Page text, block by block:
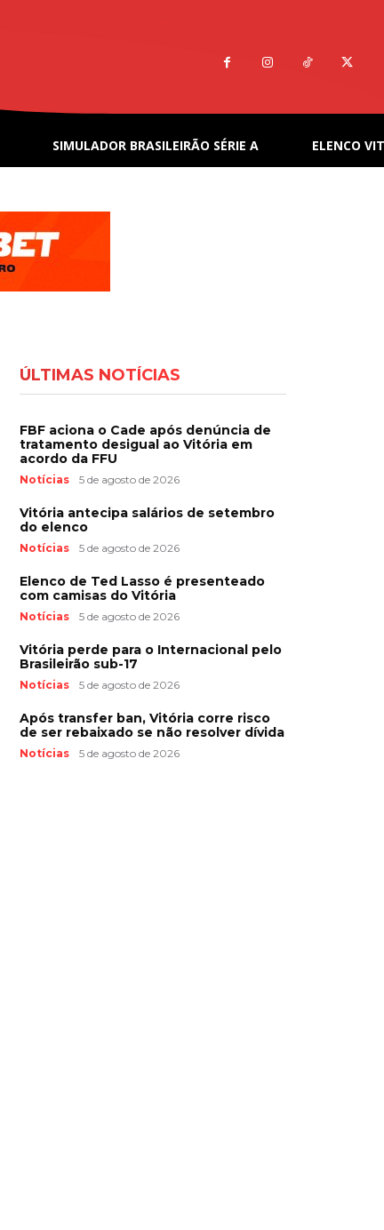
SIMULADOR BRASILEIRÃO SÉRIE A ELENCO
ÚLTIMAS NOTÍCIAS
FBF aciona o Cade após denúncia de
tratamento desigual ao Vitória em
acordo da FFU
Notícias 5 de agosto de 2026
Vitória antecipa salários de setembro
do elenco
Notícias 5 de agosto de 2026
Elenco de Ted Lasso é presenteado
com camisas do Vitória
Notícias 5 de agosto de 2026
Vitória perde para o Internacional pelo
Brasileirão sub-17
Notícias 5 de agosto de 2026
Após transfer ban, Vitória corre risco
de ser rebaixado se não resolver dívida
Notícias 5 de agosto de 2026